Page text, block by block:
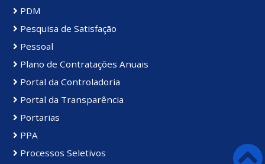
PDM
Pesquisa de Satisfação
Pessoal
Plano de Contratações Anuais
Portal da Controladoria
Portal da Transparência
Portarias
PPA
Processos Seletivos